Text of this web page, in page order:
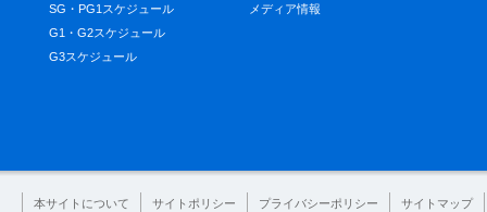
SG・PG1スケジュール
G1・G2スケジュール
G3スケジュール
メディア情報
本サイトについて サイトポリシー プライバシーポリシー サイトマップ